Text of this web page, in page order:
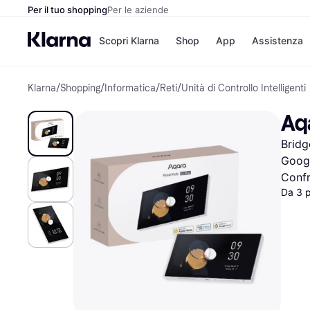
Per il tuo shoppingPer le aziende
Scopri Klarna
Opzioni di
Paga dopo 30 giorni
Finanziamento
Shop
Negozi
Unieuro
Media
eBay
Zalando
App Assistenza
Klarna/Shopping/ Informatica/Reti/Unità di Controllo Intelligenti
Da 3